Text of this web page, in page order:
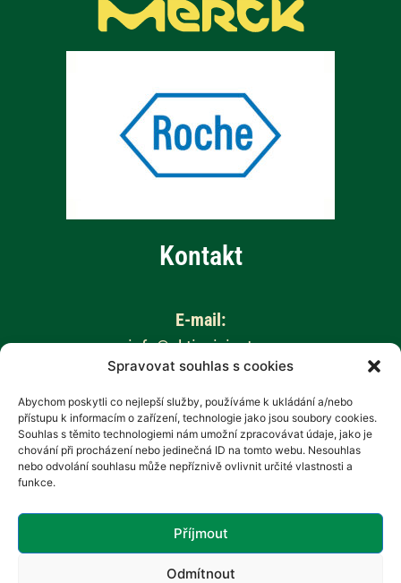
Spravovat souhlas s cookies
Abychom poskytli co nejlepší služby, používáme k ukládání a/nebo
přístupu k informacím o zařízení, technologie jako jsou soubory cookies.
Souhlas s těmito technologiemi nám umožní zpracovávat údaje, jako je
chování při procházení nebo jedinečná ID na tomto webu. Nesouhlas
nebo odvolání souhlasu může nepříznivě ovlivnit určité vlastnosti a
funkce.
Příjmout
Odmítnout
Kontakt
E-mail:
info@aktivnizivot.cz
Odborní garanti:
Prof. MUDr. Eva Kubala Havrdová, CSc.
Prim. MUDr. Marta Vachová
Revenium, z.s. – Hana Potměšilová